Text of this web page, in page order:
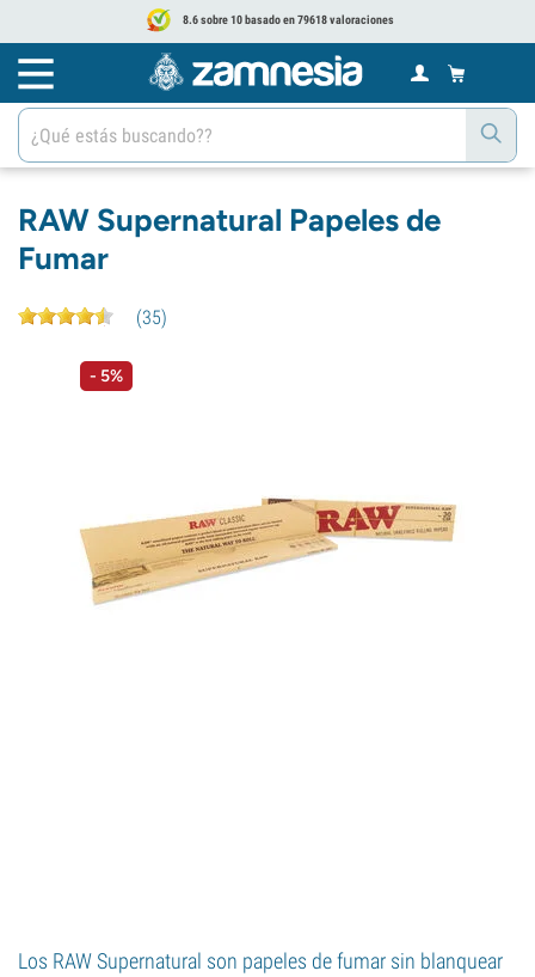
8.6 sobre 10 basado en 79618 valoraciones
RAW Supernatural Papeles de
Fumar
(35)
- 5%
Los RAW Supernatural son papeles de fumar sin blanquear